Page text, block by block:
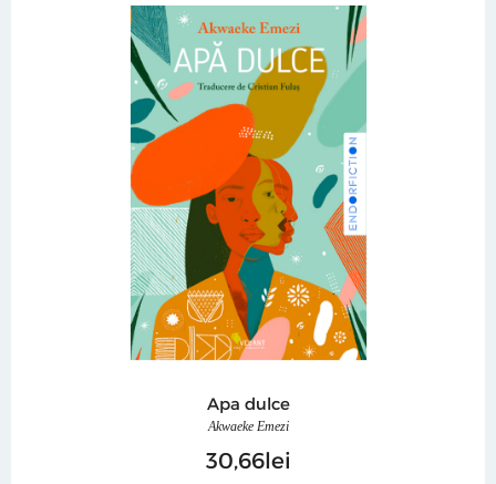
Apa dulce
Akwaeke Emezi
3066lei